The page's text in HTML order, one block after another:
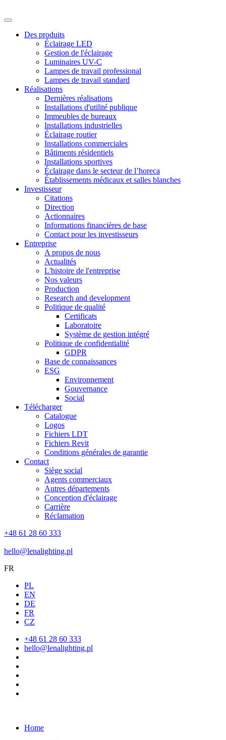
Des produits
Éclairage LED
Gestion de l'éclairage
Luminaires UV-C
Lampes de travail professional
Lampes de travail standard
Réalisations
Dernières réalisations
Installations d'utilité publique
Immeubles de bureaux
Installations industrielles
Éclairage routier
Installations commerciales
Bâtiments résidentiels
Installations sportives
Éclairage dans le secteur de l’horeca
Établissements médicaux et salles blanches
Investisseur
Citations
Direction
Actionnaires
Informations financières de base
Contact pour les investisseurs
Entreprise
A propos de nous
Actualités
L'histoire de l'entreprise
Nos valeurs
Production
Research and development
Politique de qualité
Certificats
Laboratoire
Système de gestion intégré
Politique de confidentialité
GDPR
Base de connaissances
ESG
Environnement
Gouvernance
Social
Télécharger
Catalogue
Logos
Fichiers LDT
Fichiers Revit
Conditions générales de garantie
Contact
Siège social
Agents commerciaux
Autres départements
Conception d'éclairage
Carrière
Réclamation
+48 61 28 60 333
hello@lenalighting.pl
FR
PL
EN
DE
FR
CZ
+48 61 28 60 333
hello@lenalighting.pl
Home